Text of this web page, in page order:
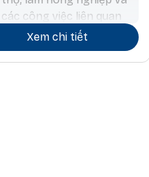
các công việc liên quan
đến nước, mua thú nuôi,
tính toán chiêm tinh
Xem chi tiết